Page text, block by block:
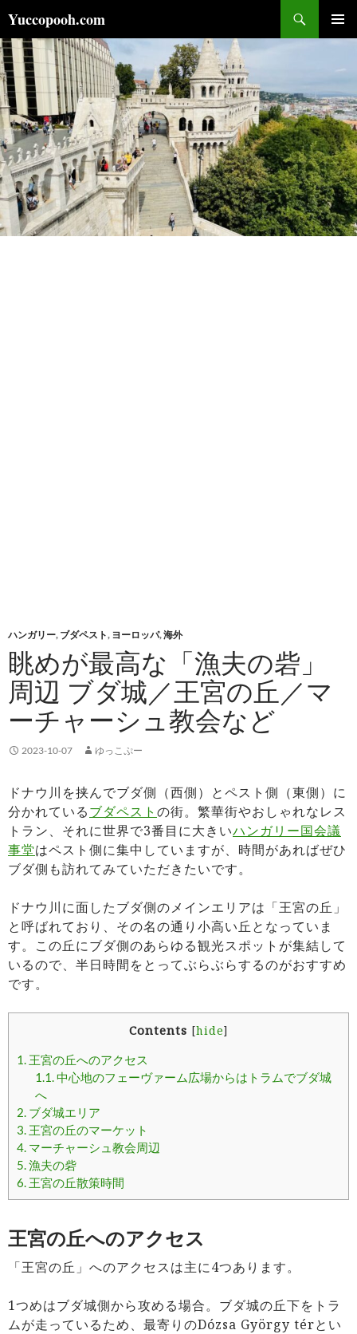
ン
テ
ン
ツ
へ
ス
キ
ッ
プ
Yuccopooh.com
索
ハンガリー, ブダペスト, ヨーロッパ,海外
眺めが最高な「漁夫の砦」
周辺 ブダ城／王宮の丘／マ
ーチャーシュ教会など
2023-10-07 ゆっこぷー
ドナウ川を挟んでブダ側（西側）とペスト側（東側）に
分かれているブダペスト の街。繁華街やおしゃれなレス
トラン、それに世界で3番目に大きいハンガリー国会議
事堂はペスト側に集中していますが、時間があればぜひ
ブダ側も訪れてみていただきたいです。
ドナウ川に面したブダ側のメインエリアは「王宮の丘」
と呼ばれており、その名の通り小高い丘となっていま
す。この丘にブダ側のあらゆる観光スポットが集結して
いるので、半日時間をとってぶらぶらするのがおすすめ
です。
Contents [hide]
1. 王宮の丘へのアクセス
1.1.中心地のフェーヴァーム広場からはトラムでブダ城
へ
2. ブダ城エリア
3. 王宮の丘のマーケット
4. マーチャーシュ教会周辺
5.漁夫の砦
6. 王宮の丘散策時間
王宮の丘へのアクセス
「王宮の丘」へのアクセスは主に4つあります。
1つめはブダ城側から攻める場合。ブダ城の丘下をトラ
ムが走っているため、最寄りのDózsa György térとい